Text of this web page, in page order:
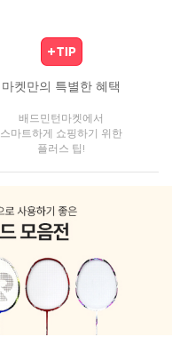
마켓만의 특별한 혜택
배드민턴마켓에서
스마트하게 쇼핑하기 위한
플러스 팁!